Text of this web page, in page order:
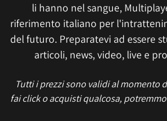
li hanno nel sangue,
riferimento italiano per
del futuro. Preparatevi ad essere
articoli, news, video, live e
Tutti i prezzi sono validi al momento
fai click o acquisti qualcosa,